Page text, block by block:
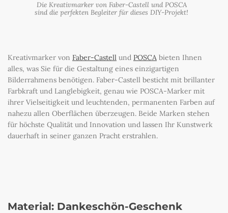
Die Kreativmarker von Faber-Castell und POSCA
sind die perfekten Begleiter für dieses DIY-Projekt!
Kreativmarker von Faber-Castell und POSCA bieten Ihnen
alles, was Sie für die Gestaltung eines einzigartigen
Bilderrahmens benötigen. Faber-Castell besticht mit brillanter
Farbkraft und Langlebigkeit, genau wie POSCA-Marker mit
ihrer Vielseitigkeit und leuchtenden, permanenten Farben auf
nahezu allen Oberflächen überzeugen. Beide Marken stehen
für höchste Qualität und Innovation und lassen Ihr Kunstwerk
dauerhaft in seiner ganzen Pracht erstrahlen.
Material: Dankeschön-Geschenk